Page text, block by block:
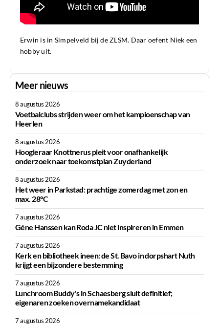
Erwin is in Simpelveld bij de ZLSM. Daar oefent Niek een
hobby uit.
Meer nieuws
8 augustus 2026
Voetbalclubs strijden weer om het kampioenschap van
Heerlen
8 augustus 2026
Hoogleraar Knottnerus pleit voor onafhankelijk
onderzoek naar toekomstplan Zuyderland
8 augustus 2026
Het weer in Parkstad: prachtige zomerdag met zon en
max. 28°C
7 augustus 2026
Géne Hanssen kan Roda JC niet inspireren in Emmen
7 augustus 2026
Kerk en bibliotheek ineen: de St. Bavo in dorpshart Nuth
krijgt een bijzondere bestemming
7 augustus 2026
Lunchroom Buddy's in Schaesberg sluit definitief;
eigenaren zoeken overnamekandidaat
7 augustus 2026